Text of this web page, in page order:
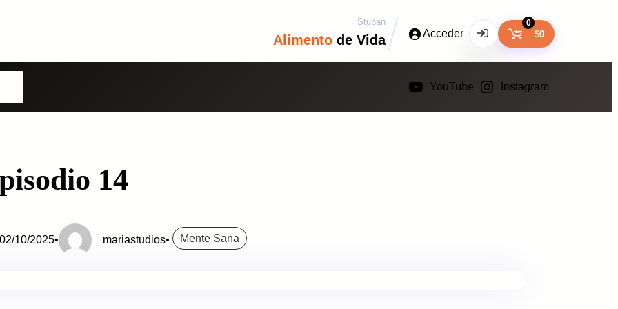
Stupan
Alimento de Vida Acceder
Usuario o Correo Electrónico
INICIA SESIÓN
0
$0
YouTube Instagram
14
02/10/2025• mariastudios• Mente Sana